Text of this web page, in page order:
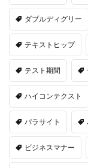
ダブルディグリー
テキストヒップ
テスト期間
ハイコンテクスト
パラサイト
ビジネスマナー